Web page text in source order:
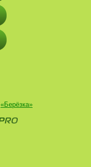
«Берёзка»